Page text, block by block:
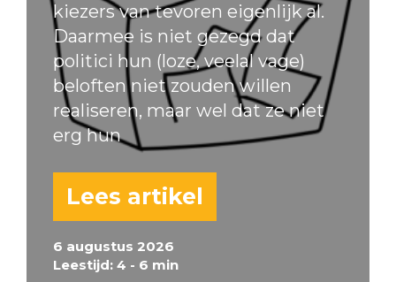
6 augustus 2026
Leestijd: 4 - 6 min
kiezers van tevoren eigenlijk al.
Daarmee is niet gezegd dat
politici hun (loze, veelal vage)
beloften niet zouden willen
realiseren, maar wel dat ze niet
erg hun
Lees artikel